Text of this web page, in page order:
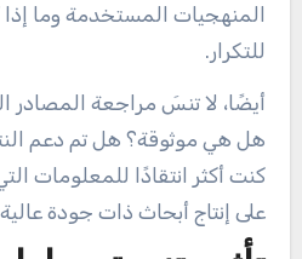
المنهجيات المستخدمة وما إذا
للتكرار.
أيضًا، لا تنسَ مراجعة
هل هي موثوقة؟ هل تم دعم
كنت أكثر انتقادًا للمعلومات
على إنتاج أبحاث ذات جودة